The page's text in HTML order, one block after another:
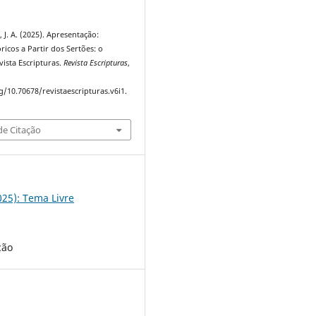
J. A. (2025). Apresentação:
a Partir dos Sertões: o
Escripturas.Revista Escripturas,
revistaescripturas.v6i1.
Citação
Tema Livre